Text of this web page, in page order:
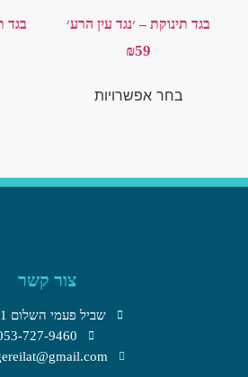
בגד תינוקת – ׳נגד עין הרע׳
בחר אפשרויות
בגד
צור קשר
שביל פעמי השלום 1, אילת​
053-727-9460